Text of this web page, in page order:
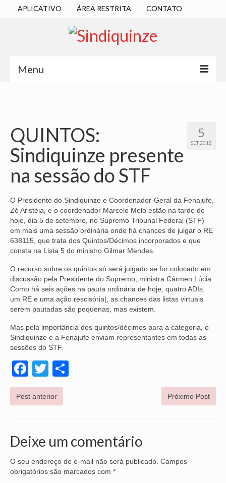
APLICATIVO ÁREA RESTRITA CONTATO
Menu
DIRETORIA EXECUTIVA
ESTATUTO
ATAS
LOCALIZAÇÃO
QUEM SOMOS
NOSSA HISTÓRIA
ARAÇATUBA
BAURU
PRESIDENTE PRUDENTE
RIBEIRÃO PRETO
SÃO JOSÉ DOS CAMPOS
SÃO JOSÉ DO RIO PRETO
SOROCABA
BOLETIM
VÍDEOS
5
SET 2018
QUINTOS:
Sindiquinze presente
na sessão do STF
O Presidente do Sindiquinze e Coordenador-Geral da Fenajufe,
Zé Aristéia, e o coordenador Marcelo Melo estão na tarde de
hoje, dia 5 de setembro, no Supremo Tribunal Federal (STF)
em mais uma sessão ordinária onde há chances de julgar o RE
638115, que trata dos Quintos/Décimos incorporados e que
consta na Lista 5 do ministro Gilmar Mendes.
O recurso sobre os quintos só será julgado se for colocado em
discussão pela Presidente do Supremo, ministra Cármen Lúcia.
Como há seis ações na pauta ordinária de hoje, quatro ADIs,
um RE e uma ação rescisória|, as chances das listas virtuais
serem pautadas são pequenas, mas existem.
Mas pela importância dos quintos/décimos para a categoria, o
Sindiquinze e a Fenajufe enviam representantes em todas as
sessões do STF.
Facebook
Twitter
Post anterior Próximo Post
Deixe um comentário
O seu endereço de e-mail não será publicado. Campos
obrigatórios são marcados com *